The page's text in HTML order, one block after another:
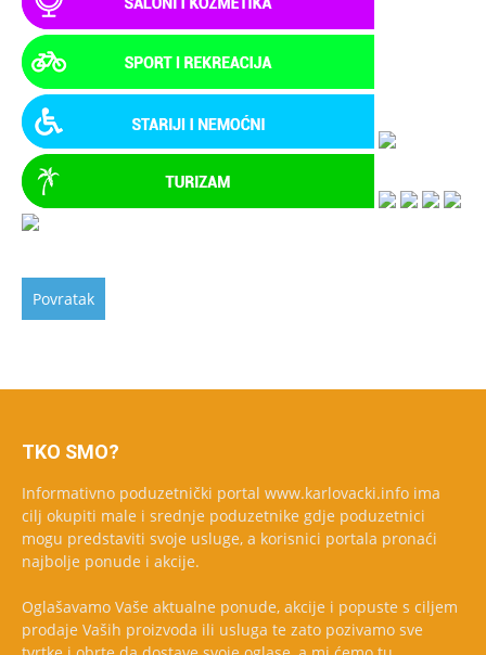
TKO SMO?
Informativno poduzetnički portal www.karlovacki.info ima
cilj okupiti male i srednje poduzetnike gdje poduzetnici
mogu predstaviti svoje usluge, a korisnici portala pronaći
najbolje ponude i akcije.
Oglašavamo Vaše aktualne ponude, akcije i popuste s ciljem
prodaje Vaših proizvoda ili usluga te zato pozivamo sve